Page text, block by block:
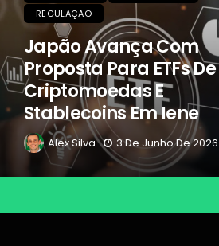
REGULAÇÃO
Japão Avança Com
Proposta Para ETFs De
Criptomoedas E
Stablecoins Em Iene
Alex Silva 3 De Junho De 2026